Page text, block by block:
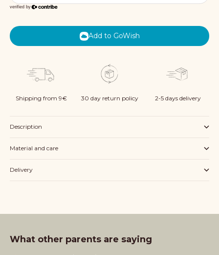
Add to GoWish
Shipping from 9€ 30 day return policy 2-5 days delivery
Description
Material and care
Delivery
What other parents are saying